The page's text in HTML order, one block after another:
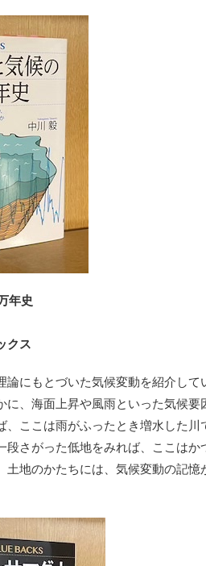
年史
クス
論にもとづいた気候変動を紹介して
に、海面上昇や風雨といった気候
、ここは雨がふったとき増水した
段さがった低地をみれば、ここは
土地のかたちには、気候変動の記憶